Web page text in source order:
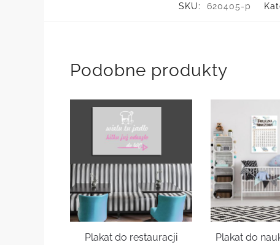
SKU: 620405-p
Podobne produkty
Plakat do restauracji
Plakat do